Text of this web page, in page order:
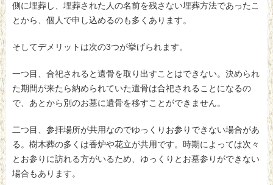
側に埋葬し、埋葬された人の名前を残さない埋葬方法であったこ
とから、個人で申し込めるのも多くあります。
そしてデメリットは次の3つが挙げられます。
一つ目、合祀されると遺骨を取り出すことはできない。決められ
た期間が来たら納められていた遺骨は合祀されることになるの
で、あとから別のお墓に遺骨を移すことができません。
二つ目、参拝場所が共用なのでゆっくりお参りできない場合があ
る。樹木葬の多くは香炉や花立が共用です。時期によっては次々
とお参りに訪れる方がいるため、ゆっくりとお墓参りができない
場合もあります。